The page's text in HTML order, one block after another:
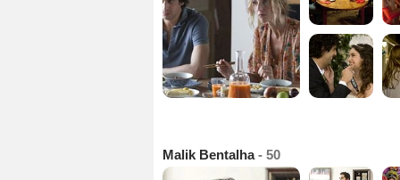
Malik Bentalha- 50